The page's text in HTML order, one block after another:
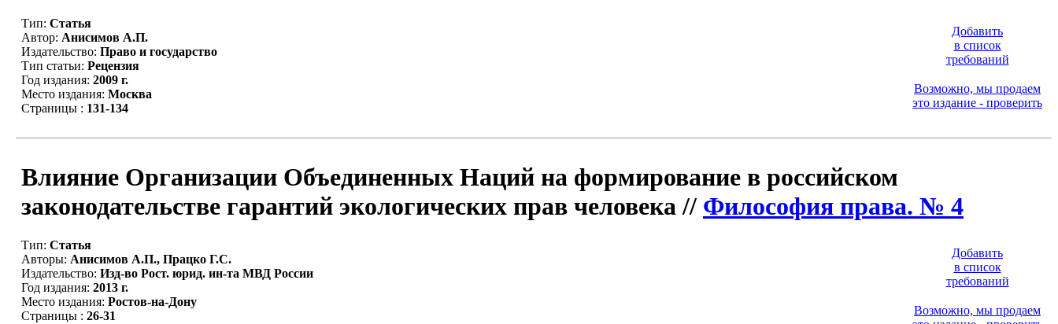
Добавить
в список
требований
Возможно, мы продаем
это издание - проверить
Тип: Статья
Автор: Анисимов А.П.
Издательство: Право и государство
Тип статьи: Рецензия
Год издания: 2009 г.
Место издания: Москва
Страницы : 131-134
Влияние Организации Объединенных Наций на формирование в российском
законодательстве гарантий экологических прав человека // Философия права. № 4
Добавить
в список
требований
Возможно, мы продаем
Тип: Статья
Авторы: Анисимов А.П., Працко Г.С.
Издательство: Изд-во Рост. юрид. ин-та МВД России
Год издания: 2013 г.
Место издания: Ростов-на-Дону
Страницы : 26-31